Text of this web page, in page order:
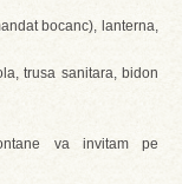
bocanc), lanterna,
trusa sanitara, bidon
va invitam pe